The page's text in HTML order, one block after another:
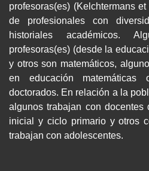
profesoras(es) (Kelchtermans
de profesionales con
historiales académicos.
profesoras(es) (desde la
y otros son matemáticos,
en educación matemáticas
doctorados. En relación a la
algunos trabajan con docentes
inicial y ciclo primario y otros
trabajan con adolescentes.